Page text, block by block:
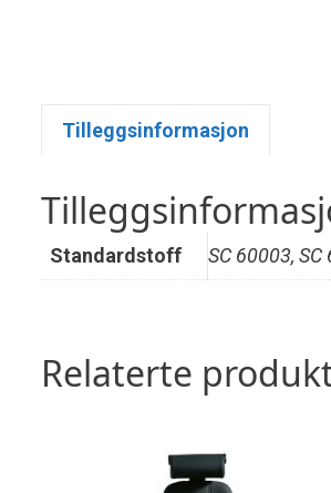
Tilleggsinformasjon
Standardstoff SC 60003, SC
Relaterte